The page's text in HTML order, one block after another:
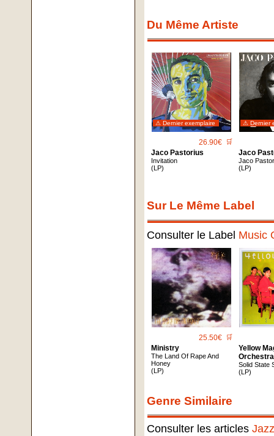
Du Même Artiste
⚠ Dernier exemplaire
26.90€ 🛒
Jaco Pastorius
Invitation
(LP)
⚠ Dernier
Jaco
Jaco
(LP)
Sur Le Même Label
Consulter le Label Music
25.50€ 🛒
Ministry
The Land Of Rape And
Honey
(LP)
Yellow
Orchestra
Solid State
(LP)
Genre Similaire
Consulter les articles